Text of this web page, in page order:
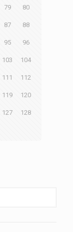
79 80
87 88
95 96
103 104
111 112
119 120
127 128